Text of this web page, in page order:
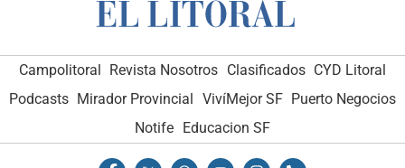
Campolitoral Revista Nosotros Clasificados CYD Litoral
Podcasts Mirador Provincial VivíMejor SF Puerto Negocios
Notife
Educacion SF